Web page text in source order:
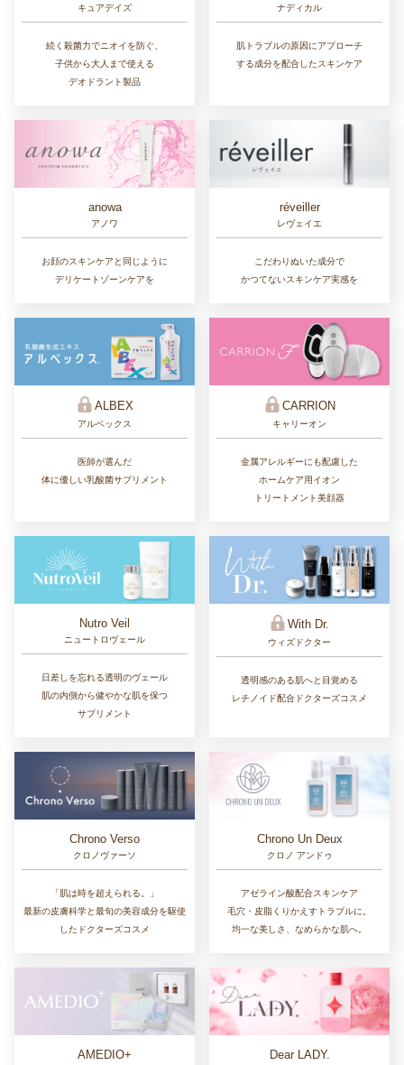
キュアデイズ
続く殺菌力でニオイを防ぐ、
子供から大人まで使える
デオドラント製品
ナディカル
肌トラブルの原因にアプローチ
する成分を配合したスキンケア
anowa
アノワ
お顔のスキンケアと同じように
デリケートゾーンケアを
réveiller
レヴェイエ
こだわりぬいた成分で
かつてないスキンケア実感を
ALBEX
アルベックス
医師が選んだ
体に優しい乳酸菌サプリメント
CARRION
キャリーオン
金属アレルギーにも配慮した
ホームケア用イオン
トリートメント美顔器
Nutro Veil
ニュートロヴェール
日差しを忘れる透明のヴェール
肌の内側から健やかな肌を保つ
サプリメント
With Dr.
ウィズドクター
透明感のある肌へと目覚める
レチノイド配合ドクターズコスメ
Chrono Verso
クロノヴァーソ
「肌は時を超えられる。」
最新の皮膚科学と最旬の美容成分を駆使
したドクターズコスメ
Chrono Un Deux
クロノ アンドゥ
アゼライン酸配合スキンケア
毛穴・皮脂くりかえすトラブルに。
均一な美しさ、なめらかな肌へ。
AMEDIO+ Dear LADY.